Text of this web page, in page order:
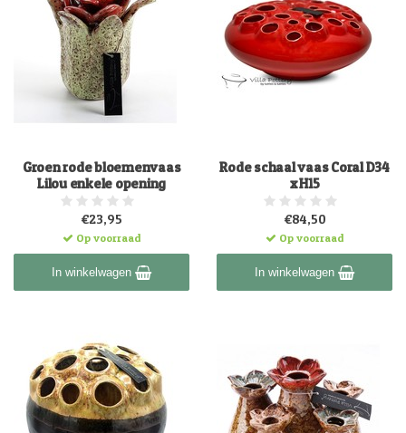
Groen rode bloemenvaas
Lilou enkele opening
€23,95
Op voorraad
In winkelwagen
Rode schaal vaas Coral D34
x H15
€84,50
Op voorraad
In winkelwagen